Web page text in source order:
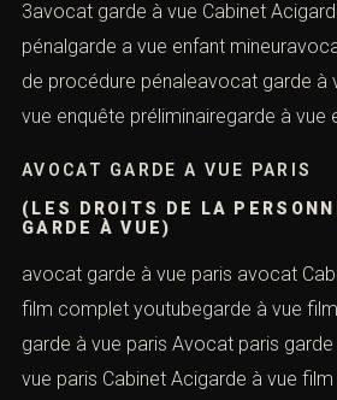
3avocat garde à vue Cabinet
pénalgarde a vue enfant
de procédure pénaleavocat garde à
vue enquête préliminairegarde à vue
AVOCAT GARDE A VUE PARIS
(LES DROITS DE LA
GARDE À VUE)
avocat garde à vue paris avocat
film complet youtubegarde à vue
garde à vue paris Avocat paris
vue paris Cabinet Acigarde à vue